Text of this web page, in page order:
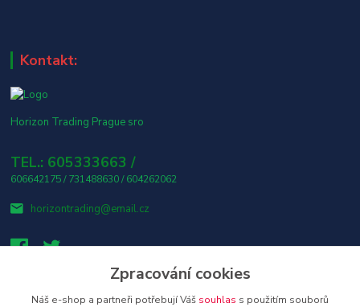
Kontakt:
Horizon Trading Prague sro
TEL.: 605333663 /
606642175 / 731488630 / 604262062
horizontrading@email.cz
Zpracování cookies
Náš e-shop a partneři potřebují Váš souhlas s použitím souborů